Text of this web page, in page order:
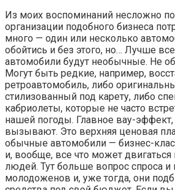
Из моих воспоминаний несложно
организации подобного бизнеса
много — один или несколько
обойтись и без этого, но… Лучше
автомобили будут необычные. Не
Могут быть редкие, например,
ретроавтомобиль, либо
стилизованный под карету, либо
кабриолеты, которые не часто
нашей погоды. Главное вау-
вызывают. Это верхняя ценовая
обычные автомобили — бизнес-
и, вообще, все что может двигаться
людей. Тут больше вопрос спроса
молодоженов и, уже тогда, они